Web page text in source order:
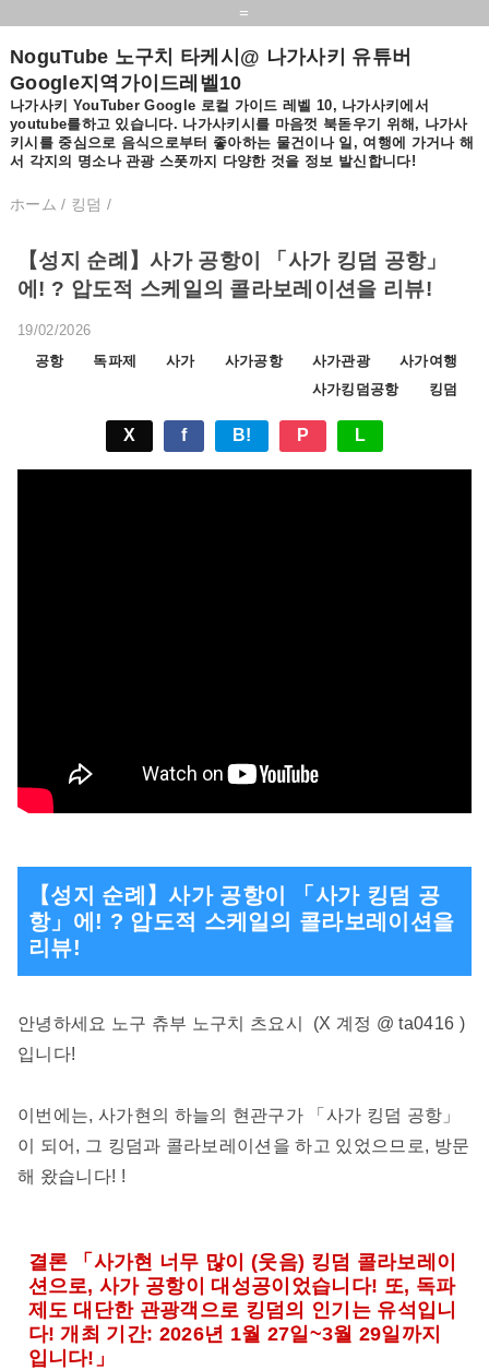
=
NoguTube 노구치 타케시@ 나가사키 유튜버
Google지역가이드레벨10
나가사키 YouTuber Google 로컬 가이드 레벨 10, 나가사키에서
youtube를하고 있습니다. 나가사키시를 마음껏 북돋우기 위해, 나가사
키시를 중심으로 음식으로부터 좋아하는 물건이나 일, 여행에 가거나 해
서 각지의 명소나 관광 스폿까지 다양한 것을 정보 발신합니다!
ホーム / 킹덤 /
【성지 순례】사가 공항이 「사가 킹덤 공항」
에! ? 압도적 스케일의 콜라보레이션을 리뷰!
19/02/2026
공항
독파제 사가 사가공항 사가관광
사가여행
사가킹덤공항
킹덤
X f B! P L
【성지 순례】사가 공항이 「사가 킹덤 공
항」에! ? 압도적 스케일의 콜라보레이션을
리뷰!
안녕하세요 노구 츄부 노구치 츠요시 (X 계정 @ ta0416 )
입니다!
이번에는, 사가현의 하늘의 현관구가 「사가 킹덤 공항」
이 되어, 그 킹덤과 콜라보레이션을 하고 있었으므로, 방문
해 왔습니다! !
결론 「사가현 너무 많이 (웃음) 킹덤 콜라보레이
션으로, 사가 공항이 대성공이었습니다! 또, 독파
제도 대단한 관광객으로 킹덤의 인기는 유석입니
다! 개최 기간: 2026년 1월 27일~3월 29일까지
입니다!」